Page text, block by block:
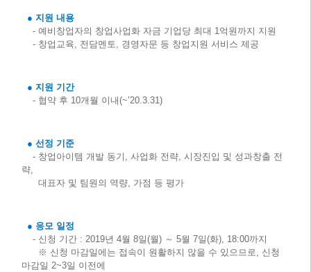
● 지원 내용
- 예비창업자의 창업사업화 자금 기업당 최대 1억원까지 지원
- 창업교육, 전담멘토, 경영자문 등 창업지원 서비스 제공
● 지원 기간
- 협약 후 10개월 이내(~’20.3.31)
● 선정 기준
- 창업아이템 개발 동기, 사업화 전략, 시장진입 및 성과창출 전
략,
대표자 및 팀원의 역량, 가점 등 평가
● 응모 일정
- 신청 기간 : 2019년 4월 8일(월) ～ 5월 7일(화), 18:00까지
※ 신청 마감일에는 접속이 원활하지 않을 수 있으므로, 신청
마감일 2~3일 이전에